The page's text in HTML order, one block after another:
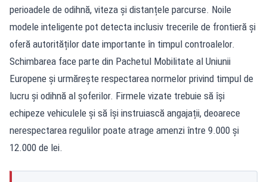
perioadele de odihnă, viteza și distanțele parcurse. Noile
modele inteligente pot detecta inclusiv trecerile de frontieră și
oferă autorităților date importante în timpul controalelor.
Schimbarea face parte din Pachetul Mobilitate al Uniunii
Europene și urmărește respectarea normelor privind timpul de
lucru și odihnă al șoferilor. Firmele vizate trebuie să își
echipeze vehiculele și să își instruiască angajații, deoarece
nerespectarea regulilor poate atrage amenzi între 9.000 și
12.000 de lei.